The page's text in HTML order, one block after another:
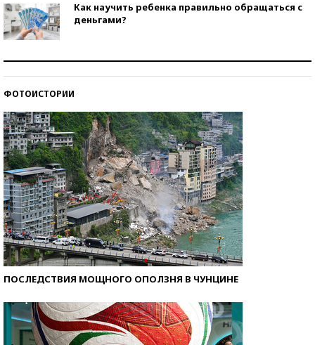
Как научить ребенка правильно обращаться с
деньгами?
ФОТОИСТОРИИ
ПОСЛЕДСТВИЯ МОЩНОГО ОПОЛЗНЯ В ЧУНЦИНЕ